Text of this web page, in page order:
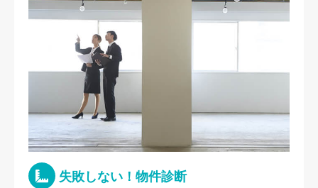
失敗しない！物件診断